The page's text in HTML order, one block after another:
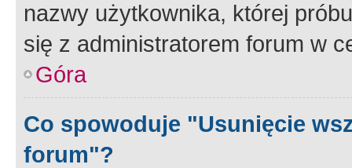
nazwy użytkownika, której
się z administratorem forum w
Góra
Co spowoduje "Usunięcie
forum"?